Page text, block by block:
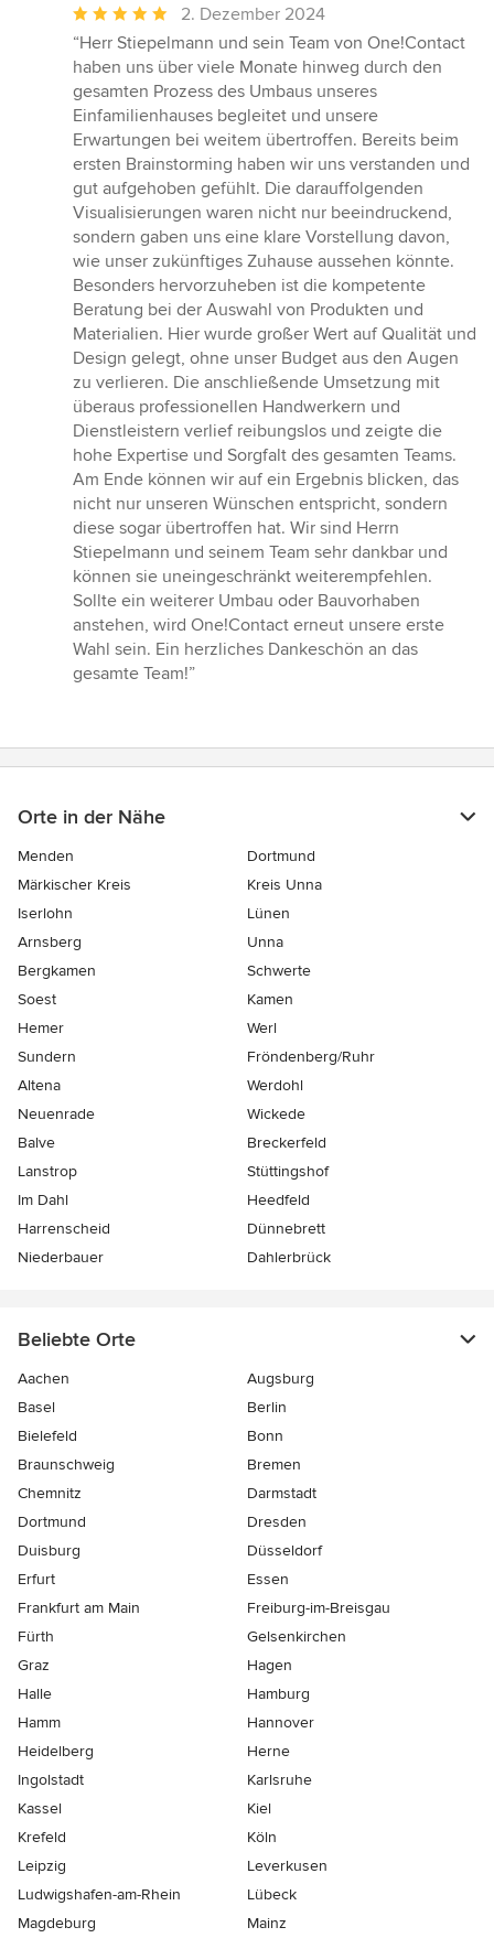
Durchschnittliche
Bewertung:
5
von
5
Sternen
2. Dezember 2024
“Herr Stiepelmann und sein Team von One!Contact
haben uns über viele Monate hinweg durch den
gesamten Prozess des Umbaus unseres
Einfamilienhauses begleitet und unsere
Erwartungen bei weitem übertroffen. Bereits beim
ersten Brainstorming haben wir uns verstanden und
gut aufgehoben gefühlt. Die darauffolgenden
Visualisierungen waren nicht nur beeindruckend,
sondern gaben uns eine klare Vorstellung davon,
wie unser zukünftiges Zuhause aussehen könnte.
Besonders hervorzuheben ist die kompetente
Beratung bei der Auswahl von Produkten und
Materialien. Hier wurde großer Wert auf Qualität und
Design gelegt, ohne unser Budget aus den Augen
zu verlieren. Die anschließende Umsetzung mit
überaus professionellen Handwerkern und
Dienstleistern verlief reibungslos und zeigte die
hohe Expertise und Sorgfalt des gesamten Teams.
Am Ende können wir auf ein Ergebnis blicken, das
nicht nur unseren Wünschen entspricht, sondern
diese sogar übertroffen hat. Wir sind Herrn
Stiepelmann und seinem Team sehr dankbar und
können sie uneingeschränkt weiterempfehlen.
Sollte ein weiterer Umbau oder Bauvorhaben
anstehen, wird One!Contact erneut unsere erste
Wahl sein. Ein herzliches Dankeschön an das
gesamte Team!”
Orte in der Nähe
Menden
Dortmund
Märkischer Kreis
Kreis Unna
Iserlohn
Lünen
Arnsberg
Unna
Bergkamen
Schwerte
Soest
Kamen
Hemer
Werl
Sundern
Fröndenberg/Ruhr
Altena
Werdohl
Neuenrade
Wickede
Balve
Breckerfeld
Lanstrop
Stüttingshof
Im Dahl
Heedfeld
Harrenscheid
Dünnebrett
Niederbauer
Dahlerbrück
Beliebte Orte
Aachen
Augsburg
Basel
Berlin
Bielefeld
Bonn
Braunschweig
Bremen
Chemnitz
Darmstadt
Dortmund
Dresden
Duisburg
Düsseldorf
Erfurt
Essen
Frankfurt am Main
Freiburg-im-Breisgau
Fürth
Gelsenkirchen
Graz
Hagen
Halle
Hamburg
Hamm
Hannover
Heidelberg
Herne
Ingolstadt
Karlsruhe
Kassel
Kiel
Krefeld
Köln
Leipzig
Leverkusen
Ludwigshafen-am-Rhein
Lübeck
Magdeburg
Mainz